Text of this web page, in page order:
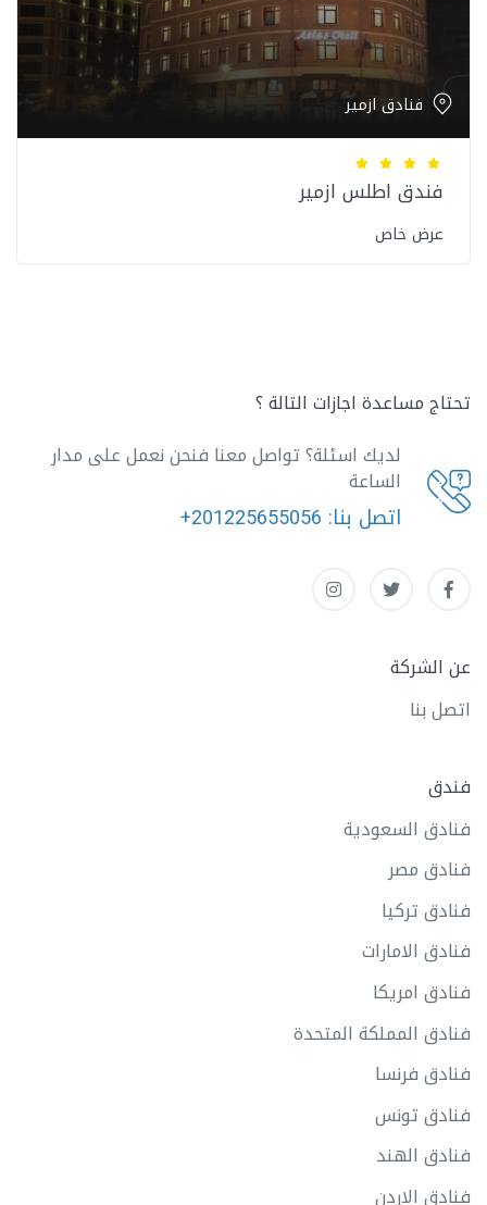
فنادق ازمير
فندق اطلس ازمير
عرض خاص
تحتاج مساعدة اجازات التالة ؟
لديك اسئلة؟ تواصل معنا فنحن نعمل على مدار
الساعة
اتصل بنا: +201225655056
عن الشركة
اتصل بنا
فندق
فنادق السعودية
فنادق مصر
فنادق تركيا
فنادق الامارات
فنادق امريكا
فنادق المملكة المتحدة
فنادق فرنسا
فنادق تونس
فنادق الهند
فنادق الاردن